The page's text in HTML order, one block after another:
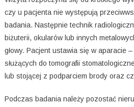
czy u pacjenta nie występują
badania. Następnie technik
biżuterii, okularów lub innych
głowy. Pacjent ustawia się w aparacie
służących do tomografii
lub stojącej z podparciem brody oraz
Podczas badania należy pozostać